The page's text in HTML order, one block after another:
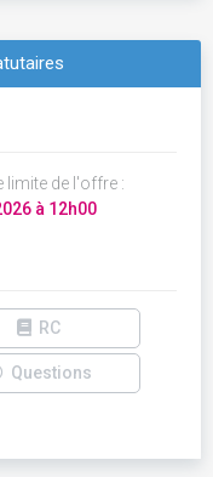
limite de l'offre :
à 12h00
RC
Questions